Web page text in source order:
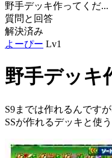
野手デッキ作ってくだ...
質問と回答
解決済み
よーぴー Lv1
野手デッキ
S9までは作れるんです
SSが作れるデッキと使